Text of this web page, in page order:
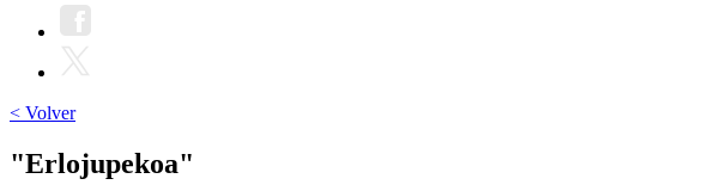
< Volver
"Erlojupekoa"